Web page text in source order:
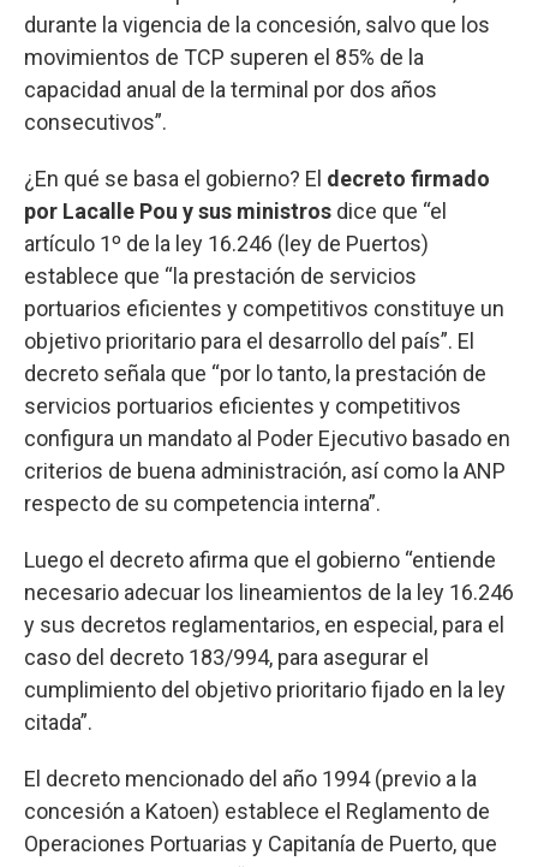
durante la vigencia de la concesión, salvo que los
movimientos de TCP superen el 85% de la
capacidad anual de la terminal por dos años
consecutivos”.
¿En qué se basa el gobierno? El decreto firmado
por Lacalle Pou y sus ministros dice que “el
artículo 1º de la ley 16.246 (ley de Puertos)
establece que “la prestación de servicios
portuarios eficientes y competitivos constituye un
objetivo prioritario para el desarrollo del país”. El
decreto señala que “por lo tanto, la prestación de
servicios portuarios eficientes y competitivos
configura un mandato al Poder Ejecutivo basado en
criterios de buena administración, así como la ANP
respecto de su competencia interna”.
Luego el decreto afirma que el gobierno “entiende
necesario adecuar los lineamientos de la ley 16.246
y sus decretos reglamentarios, en especial, para el
caso del decreto 183/994, para asegurar el
cumplimiento del objetivo prioritario fijado en la ley
citada”.
El decreto mencionado del año 1994 (previo a la
concesión a Katoen) establece el Reglamento de
Operaciones Portuarias y Capitanía de Puerto, que